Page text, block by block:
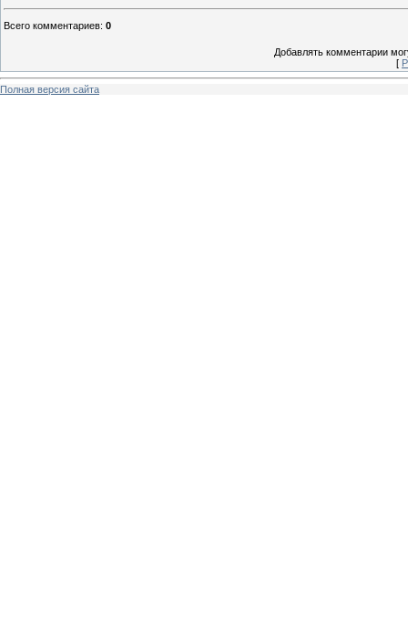
Всего комментариев: 0
Добавлять комментарии
[
Полная версия сайта